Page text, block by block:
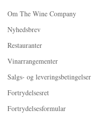
Om The Wine Company
Nyhedsbrev
Restauranter
Vinarrangementer
Salgs- og leveringsbetingelser
Fortrydelsesret
Fortrydelsesformular